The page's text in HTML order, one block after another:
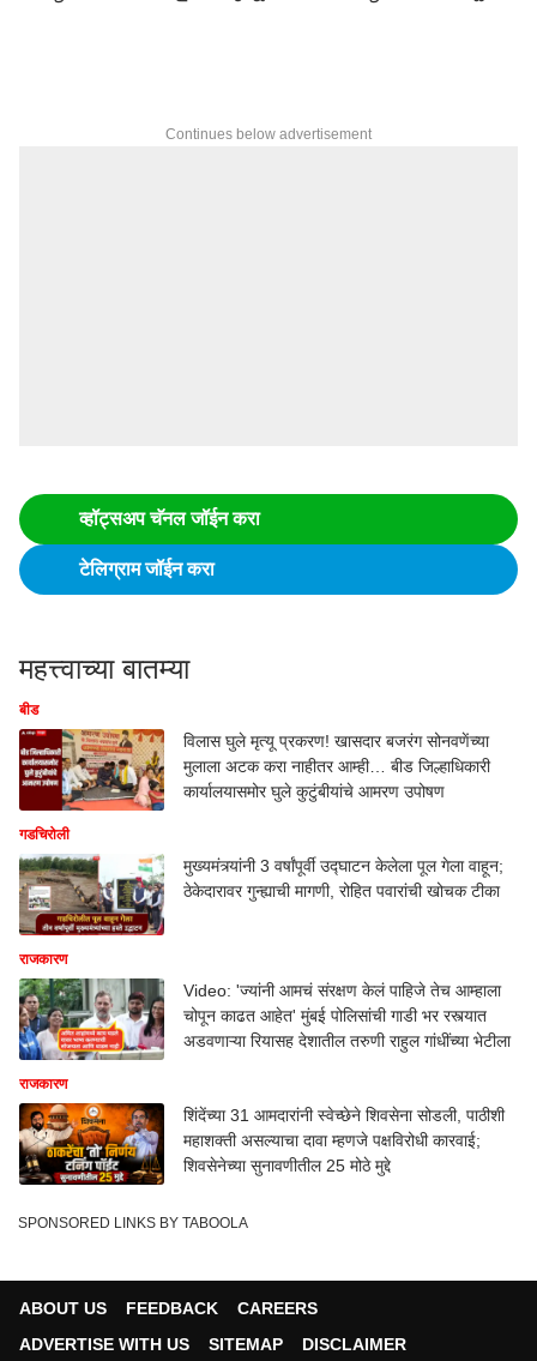
Continues below advertisement
व्हॉट्सअप चॅनल जॉईन करा
टेलिग्राम जॉईन करा
महत्त्वाच्या बातम्या
बीड
विलास घुले मृत्यू प्रकरण! खासदार बजरंग सोनवणेंच्या
मुलाला अटक करा नाहीतर आम्ही… बीड जिल्हाधिकारी
कार्यालयासमोर घुले कुटुंबीयांचे आमरण उपोषण
गडचिरोली
मुख्यमंत्र्यांनी 3 वर्षांपूर्वी उद्घाटन केलेला पूल गेला वाहून;
ठेकेदारावर गुन्ह्याची मागणी, रोहित पवारांची खोचक टीका
राजकारण
Video: 'ज्यांनी आमचं संरक्षण केलं पाहिजे तेच आम्हाला
चोपून काढत आहेत' मुंबई पोलिसांची गाडी भर रस्त्यात
अडवणाऱ्या रियासह देशातील तरुणी राहुल गांधींच्या भेटीला
राजकारण
शिंदेंच्या 31 आमदारांनी स्वेच्छेने शिवसेना सोडली, पाठीशी
महाशक्ती असल्याचा दावा म्हणजे पक्षविरोधी कारवाई;
शिवसेनेच्या सुनावणीतील 25 मोठे मुद्दे
SPONSORED LINKS BY TABOOLA
ABOUT US FEEDBACK
CAREERS
ADVERTISE WITH US
SITEMAP DISCLAIMER